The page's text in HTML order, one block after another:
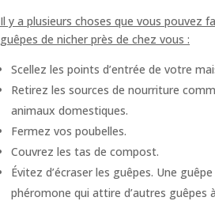
Il y a plusieurs choses que vous pouvez
guêpes de nicher près de chez vous :
Scellez les points d’entrée de votre
Retirez les sources de nourriture
animaux domestiques.
Fermez vos poubelles.
Couvrez les tas de compost.
Évitez d’écraser les guêpes. Une
phéromone qui attire d’autres guêpes